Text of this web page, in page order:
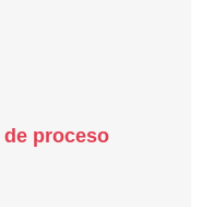
proceso